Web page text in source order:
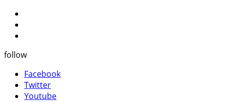
follow
Facebook
Twitter
Youtube